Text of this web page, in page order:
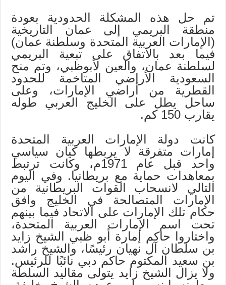
تم حل هذه المشكلة الحدودية بعودة
منطقة البريمي إلى عمان التاريخية
(الإمارات العربية المتحدة وسلطنة عمان)
فيما بعد بالاتفاق على تبعية البريمي
لسلطنة عمان، والعين لأبوظبي، وتم منح
السعودية الأراضي المتاخمة للحدود
القطرية من أراضي الإمارات، وعلى
ساحل يطل على الخليج العربي طوله
يقارب 150 كم.
كانت دولة الإمارات العربية المتحدة
إمارات متفرقة لا يربطها كيان سياسي
واحد قبل عام 1971م، وكانت ترتبط
بمعاهدات حماية مع بريطانيا. وفي اليوم
التالي لانسحاب القوات البريطانية من
الإمارات المتصالحة في الخليج وافق
حكام تلك الإمارات على الاتحاد فيما بينهم
تحت اسم الإمارات العربية المتحدة،
واختاروا حاكم إمارة أبو ظبي الشيخ زايد
بن سلطان آل نهيان رئيسًا، والشيخ راشد
بن سعيد المكتوم حاكم دبي نائبًا للرئيس.
ولا يزال الشيخ زايد يتولى مقاليد السلطة